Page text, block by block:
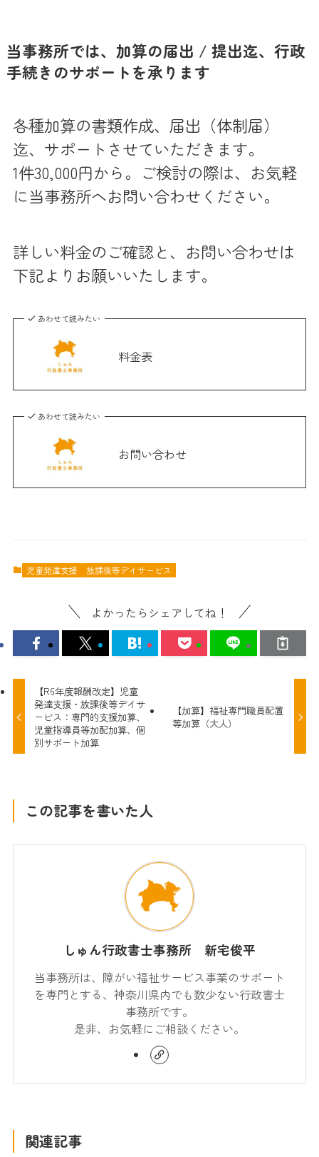
当事務所では、加算の届出 / 提出迄、行政
手続きのサポートを承ります
各種加算の書類作成、届出（体制届）
迄、サポートさせていただきます。
1件30,000円から。ご検討の際は、お気軽
に当事務所へお問い合わせください。
詳しい料金のご確認と、お問い合わせは
下記よりお願いいたします。
あわせて読みたい
料金表
あわせて読みたい
お問い合わせ
児童発達支援 放課後等デイサービス
よかったらシェアしてね！
【R6年度報酬改定】児童
発達支援・放課後等デイサ
ービス：専門的支援加算、
児童指導員等加配加算、個
別サポート加算
【加算】福祉専門職員配置
等加算（大人）
この記事を書いた人
しゅん行政書士事務所 新宅俊平
当事務所は、障がい福祉サービス事業のサポート
を専門とする、神奈川県内でも数少ない行政書士
事務所です。
是非、お気軽にご相談ください。
関連記事